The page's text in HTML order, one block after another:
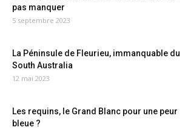
pas manquer
5 septembre 2023
La Péninsule de Fleurieu, immanquable du
South Australia
12 mai 2023
Les requins, le Grand Blanc pour une peur
bleue ?